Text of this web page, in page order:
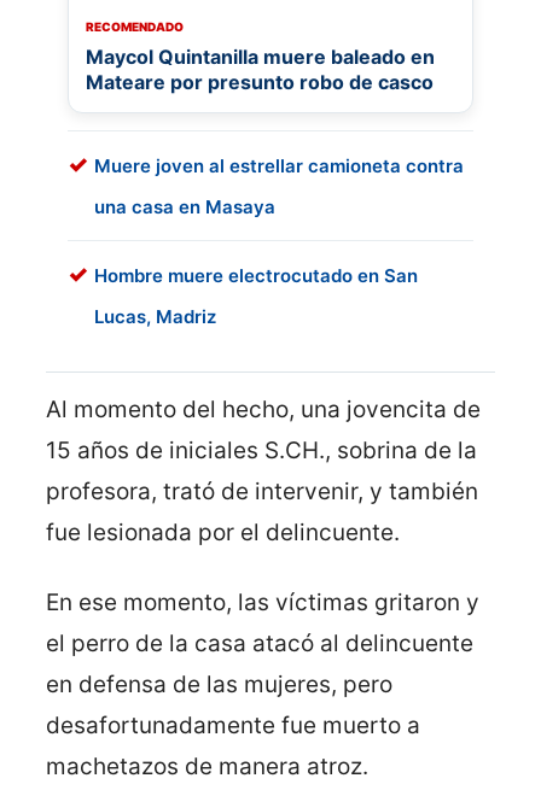
RECOMENDADO
Maycol Quintanilla muere baleado en
Mateare por presunto robo de casco
Muere joven al estrellar camioneta contra
una casa en Masaya
Hombre muere electrocutado en San
Lucas, Madriz
Al momento del hecho, una jovencita de
15 años de iniciales S.CH., sobrina de la
profesora, trató de intervenir, y también
fue lesionada por el delincuente.
En ese momento, las víctimas gritaron y
el perro de la casa atacó al delincuente
en defensa de las mujeres, pero
desafortunadamente fue muerto a
machetazos de manera atroz.